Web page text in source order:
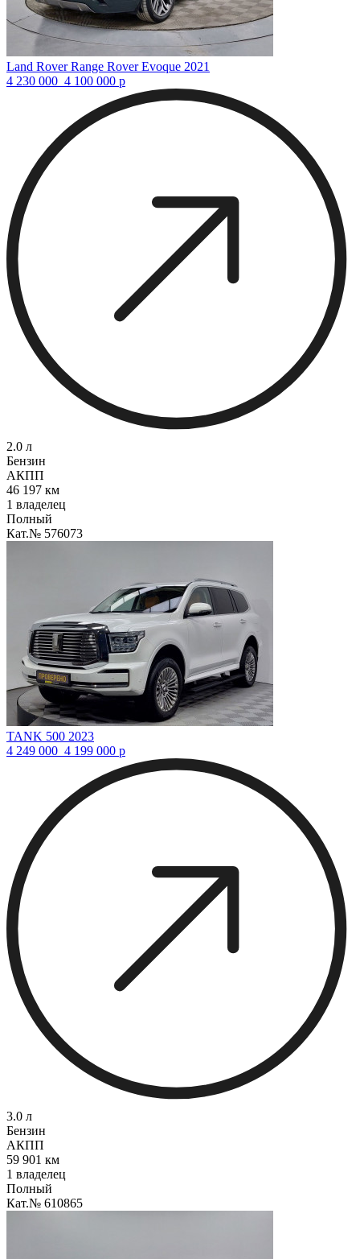
Land Rover Range Rover Evoque 2021
4 230 000 4 100 000 р
2.0 л
Бензин
АКПП
46 197 км
1 владелец
Полный
Кат.№ 576073
TANK 500 2023
4 249 000 4 199 000 р
3.0 л
Бензин
АКПП
59 901 км
1 владелец
Полный
Кат.№ 610865